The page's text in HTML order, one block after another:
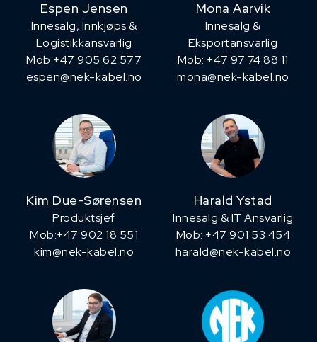
Espen Jensen
Innesalg, ​Innkjøps &
Logistikkansvarlig
Mob:+47 905 62 577
espen@nek-kabel.no
Mona Aarvik
Innesalg &
Eksportansvarlig
Mob: +47 97 74 88 11
mona@nek-kabel.no
Kim Due-Sørensen
Produktsjef
​Mob:+47 902 18 551
kim@nek-kabel.no
Harald Ystad
Innesalg & IT Ansvarlig
Mob: +47 901 53 454
harald@nek-kabel.no